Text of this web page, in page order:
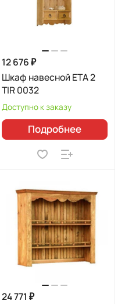
12 676 ₽
Шкаф навесной ETA 2
TIR 0032
Доступно к заказу
Подробнее
24 771 ₽